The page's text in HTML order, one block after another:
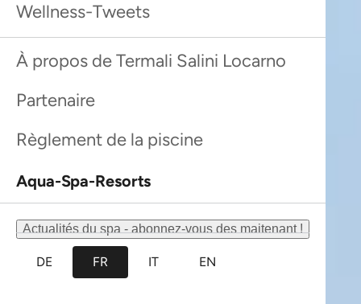
Wellness-Tweets
À propos de Termali Salini Locarno
Partenaire
Règlement de la piscine
Aqua-Spa-Resorts
Actualités du spa - abonnez-vous des maitenant !
DE FR IT EN